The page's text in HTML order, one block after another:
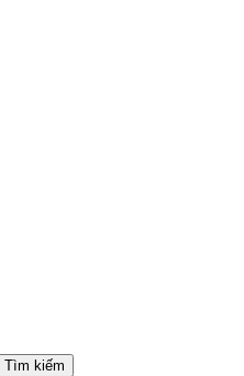
Tìm kiếm